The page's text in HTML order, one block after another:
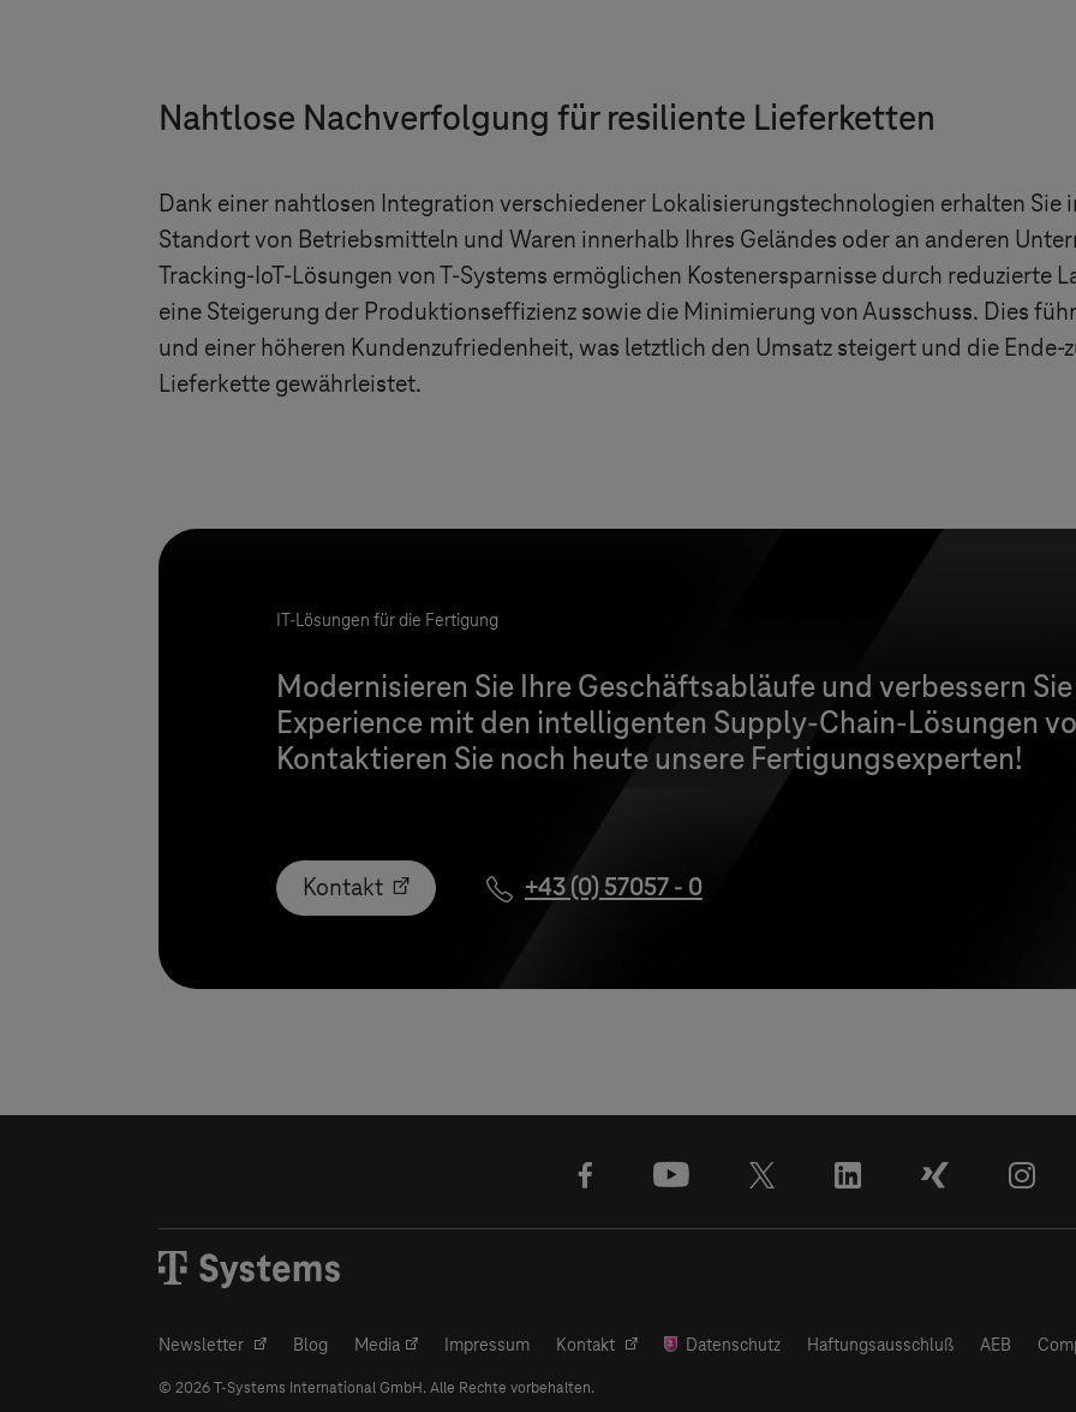
Nahtlose Nachverfolgung für resiliente Lieferketten
Dank einer nahtlosen Integration verschiedener Lokalisierungstechnologien erhalten
Standort von Betriebsmitteln und Waren innerhalb Ihres Geländes oder an anderen
Tracking-IoT-Lösungen vonT-Systems ermöglichen Kostenersparnisse durch reduzierte
eine Steigerung der Produktionseffizienz sowie die Minimierung von Ausschuss. Dies
und einer höheren Kundenzufriedenheit, was letztlich den Umsatz steigert und die Ende-
Lieferkette gewährleistet.
IT-Lösungen für die Fertigung
Modernisieren Sie Ihre Geschäftsabläufe und verbessern
Experience mit den intelligenten Supply-Chain-Lösungen
Kontaktieren Sie noch heute unsere Fertigungsexperten!
Kontakt +43 (0) 57057 - 0
facebookyoutube linkedin
Newsletter Blog Media Impressum Kontakt Datenschutz Haftungsausschluß AEB
© 2026 T-Systems International GmbH. Alle Rechte vorbehalten.